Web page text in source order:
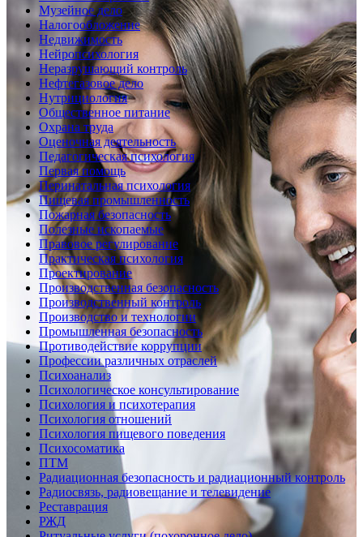
Музейное дело
Налогообложение
Недвижимость
Нейропсихология
Неразрушающий контроль
Нефтегазовое дело
Нутрициология
Общественное питание
Охрана труда
Оценочная деятельность
Педагогическая психология
Первая помощь
Перинатальная психология
Пищевая промышленность
Пожарная безопасность
Полезные ископаемые
Правовое регулирование
Практическая психология
Проектирование
Производственная безопасность
Производственный контроль
Производство и технологии
Промышленная безопасность
Противодействие коррупции
Профессии различных отраслей
Психоанализ
Психологическое консультирование
Психология и психотерапия
Психология отношений
Психология пищевого поведения
Психосоматика
ПТМ
Радиационная безопасность и радиационный контроль
Радиосвязь, радиовещание и телевидение
Реставрация
РЖД